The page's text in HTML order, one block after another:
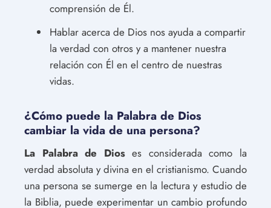
comprensión de Él.
Hablar acerca de Dios nos ayuda a compartir
la verdad con otros y a mantener nuestra
relación con Él en el centro de nuestras
vidas.
¿Cómo puede la Palabra de Dios
cambiar la vida de una persona?
La Palabra de Dioses considerada como la
verdad absoluta y divina en el cristianismo. Cuando
una persona se sumerge en la lectura y estudio de
la Biblia, puede experimentar un cambio profundo